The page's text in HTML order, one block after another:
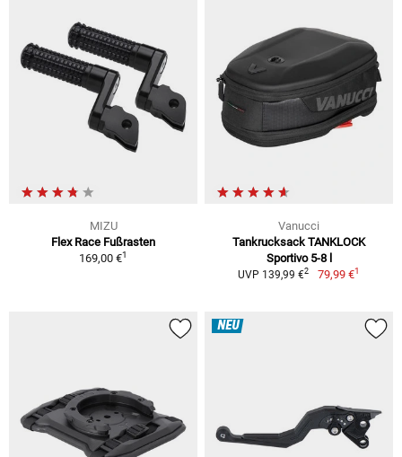
MIZU
Flex Race Fußrasten
169,00 €1
Vanucci
Tankrucksack TANKLOCK
Sportivo 5-8 l
UVP 139,99 €2 79,99 €1
NEU